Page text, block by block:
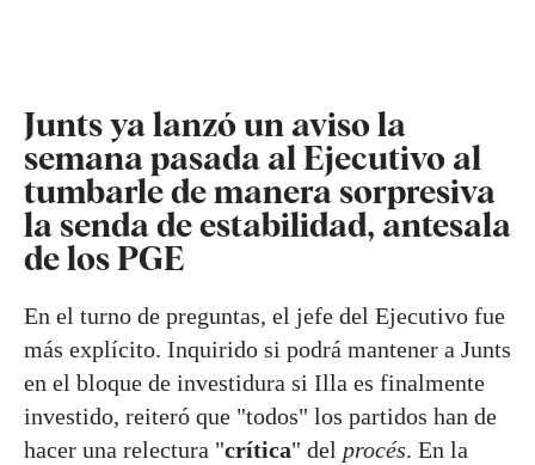
Junts ya lanzó un aviso la
semana pasada al Ejecutivo al
tumbarle de manera sorpresiva
la senda de estabilidad, antesala
de los PGE
En el turno de preguntas, el jefe del Ejecutivo fue
más explícito. Inquirido si podrá mantener a Junts
en el bloque de investidura si Illa es finalmente
investido, reiteró que "todos" los partidos han de
hacer una relectura "crítica" del procés. En la